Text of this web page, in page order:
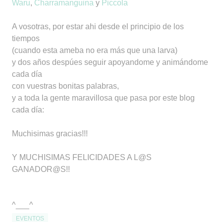
Waru, Charramanguina y Piccola
A vosotras, por estar ahi desde el principio de los
tiempos
(cuando esta ameba no era más que una larva)
y dos años despúes seguir apoyandome y animándome
cada día
con vuestras bonitas palabras,
y a toda la gente maravillosa que pasa por este blog
cada día:
Muchisimas gracias!!!
Y MUCHISIMAS FELICIDADES A L@S
GANADOR@S!!
^___^
EVENTOS